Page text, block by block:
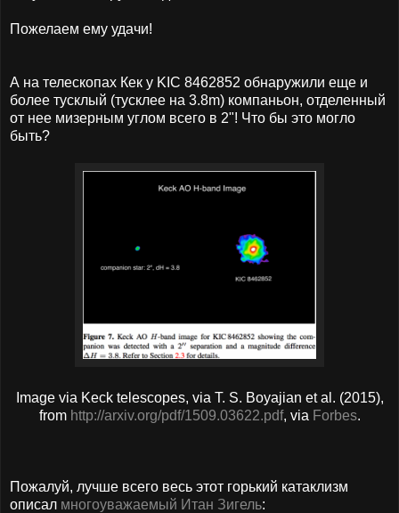
Пожелаем ему удачи!
А на телескопах Кек у KIC 8462852 обнаружили еще и
более тусклый (тусклее на 3.8m) компаньон, отделенный
от нее мизерным углом всего в 2"! Что бы это могло
быть?
Image via Keck telescopes, via T. S. Boyajian et al. (2015),
from http://arxiv.org/pdf/1509.03622.pdf, via Forbes.
Пожалуй, лучше всего весь этот горький катаклизм
описал многоуважаемый Итан Зигель: